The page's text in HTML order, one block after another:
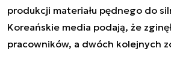
produkcji materiału pędnego do
Koreańskie media podają, że
pracowników, a dwóch kolejnych